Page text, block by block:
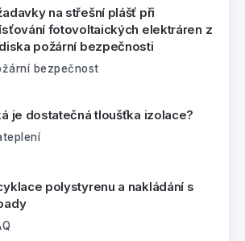
na střešní plášť při
fotovoltaických elektráren z
požární bezpečnosti
bezpečnost
je dostatečná tloušťka izolace?
polystyrenu a nakládání s